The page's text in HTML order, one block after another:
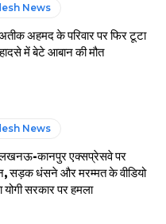
News
अहमद के परिवार पर फिर टूटा
में बेटे आबान की मौत
News
कानपुर एक्सप्रेसवे पर
सड़क धंसने और मरम्मत के वीडियो
सरकार पर हमला